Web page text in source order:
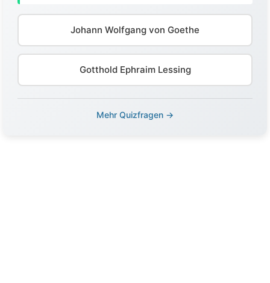
Johann Wolfgang von Goethe
Gotthold Ephraim Lessing
Mehr Quizfragen →